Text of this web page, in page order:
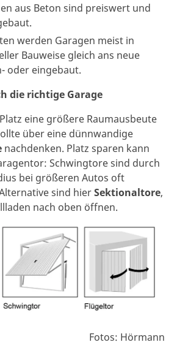
aus Beton sind preiswert und
werden Garagen meist in
Bauweise gleich ans neue
oder eingebaut.
die richtige Garage
eine größere Raumausbeute
über eine dünnwandige
nachdenken. Platz sparen kann
Schwingtore sind durch
bei größeren Autos oft
sind hierSektionaltore,
nach oben öffnen.
Fotos: Hörmann